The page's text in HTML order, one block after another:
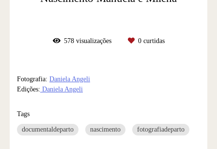
578visualizações 0curtidas
Fotografia: Daniela Angeli
Edições: Daniela Angeli
Tags
documentaldeparto nascimento fotografiadeparto